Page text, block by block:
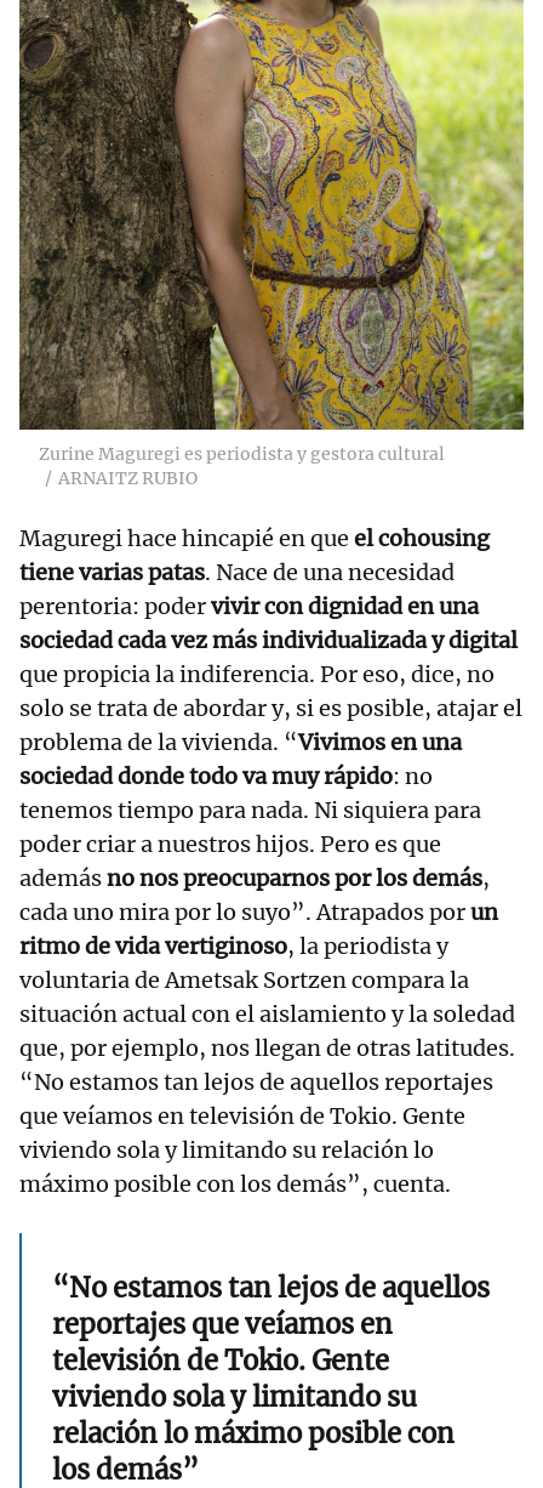
Zurine Maguregi es periodista y gestora cultural
ARNAITZ RUBIO
Maguregi hace hincapié en que el cohousing
tiene varias patas. Nace de una necesidad
perentoria: podervivir con dignidad en una
sociedad cada vez más individualizada y digital
que propicia la indiferencia. Por eso, dice, no
solo se trata de abordar y, si es posible, atajar el
problema de la vivienda. “Vivimos en una
sociedad donde todo va muy rápido: no
tenemos tiempo para nada. Ni siquiera para
poder criar a nuestros hijos. Pero es que
ademásno nos preocuparnos por los demás,
cada uno mira por lo suyo”. Atrapados porun
ritmo de vida vertiginoso, la periodista y
voluntaria de Ametsak Sortzen compara la
situación actual con el aislamiento y la soledad
que, por ejemplo, nos llegan de otras latitudes.
“No estamos tan lejos de aquellos reportajes
que veíamos en televisión de Tokio. Gente
viviendo sola y limitando su relación lo
máximo posible con los demás”, cuenta.
“No estamos tan lejos de aquellos
reportajes que veíamos en
televisión de Tokio. Gente
viviendo sola y limitando su
relación lo máximo posible con
los demás”